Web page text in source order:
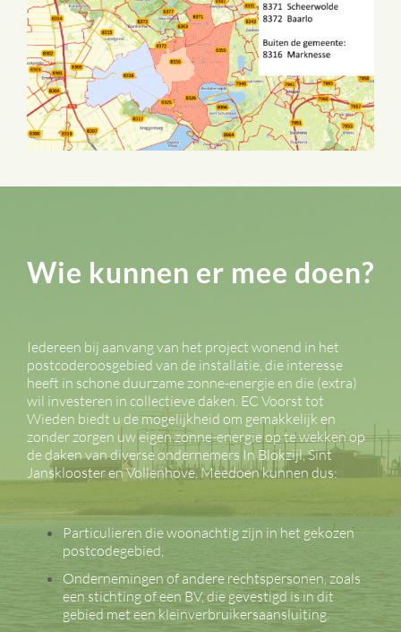
Wie kunnen er mee doen?
Iedereen bij aanvang van het project wonend in het
postcoderoosgebied van de installatie, die interesse
heeft in schone duurzame zonne-energie en die (extra)
wil investeren in collectieve daken. EC Voorst tot
Wieden biedt u de mogelijkheid om gemakkelijk en
zonder zorgen uw eigen zonne-energie op te wekken op
de daken van diverse ondernemers In Blokzijl, Sint
Jansklooster en Vollenhove. Meedoen kunnen dus:
Particulieren die woonachtig zijn in het gekozen
postcodegebied,
Ondernemingen of andere rechtspersonen, zoals
een stichting of een BV, die gevestigd is in dit
gebied met een kleinverbruikersaansluiting.